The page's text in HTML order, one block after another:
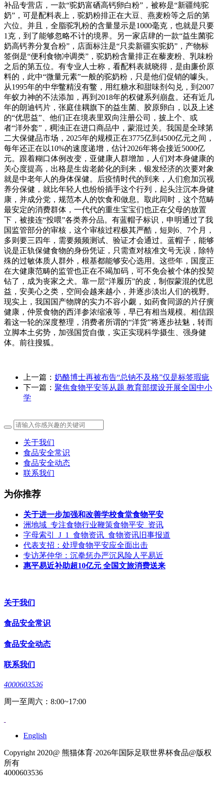
补品专营店，一款“驼奶富硒高钙卵白粉”，被称是“新疆纯驼
奶”，可是配料表上，驼奶粉排正在大豆、燕麦粉等之后的第
六位。并且，全脂驼乳粉的含量显示是1000毫克，也就是只要
1克，到了能够忽略不计的境界。另一家店肆的一款“益生菌驼
奶高钙养分复合粉”，店面标注是“只卖新疆实驼奶”，产物标
签倒是“便利食物冲调类”，驼奶粉含量排正在藜麦粉、乳味粉
之后的第五位。有专业人士称，看配料表就晓得，是由廉价原
料的，此中“微量元素”一般的驼奶粉，只是他们促销的噱头。
从1995年的中华鳖精没有鳖，用红糖水和甜味剂勾兑，到2007
年蚁力神的不法添加，再到2018年的权健系列崩盘。还有近几
年的朗迪钙片，张庭佳耦旗下的益生菌、胶原卵白，以及上述
的“优思益”、他们正在境表里双向注册公司，披上个、或
者“洋外套”，稠浊正在进口商品中，蒙混过关。我国是全球第
二大保健品市场，2025年的规模正在3775亿到4500亿元之间，
每年还正在以10%的速度递增，估计2026年将会接近5000亿
元。跟着糊口体例改变，亚健康人群增加，人们对本身健康的
关心度提高，出格是生齿老龄化的到来，银发经济的次要对象
就是中老年人的身体保健。后疫情时代的到来，人们愈加沉视
养分保健，就比年轻人也纷纷插手这个行列，起头注沉本身健
康，并成分党，规范本人的饮食和做息。取此同时，这个范畴
最安定的消费群体，一代代的重生宝宝们也正在父母的放置
下，被接连“投喂”各类养分品。有蓝帽子标识，申明通过了我
国监管部分的审核，这个审核过程极其严酷，短则6、7个月，
多则要三四年，需要频频测试、验证才会通过。蓝帽子，能够
说是正轨保健食物的身份凭证，只需查对核准文号无误，除特
殊的过敏体质人群外，根基都能够安心选用。这些年，国度正
在大健康范畴的监管也正在不竭加码，可不免会被个体的投契
钻了，成为丧家之犬。靠一层“洋履历”的皮，制假蒙混的优思
益，安美心之类，空间会越来越小，并逐步淡出人们的视野。
现实上，我国国产物牌的实力不容小觑，如药食同源的片仔癀
健康，仲景食物的西洋参浓缩液等，早已有相当规模。相信跟
着这一轮的深度整理，消费者所谓的“洋货”将逐步祛魅，转而
立脚本土劣势，加强国货自傲，实正实现科学摄生、强身健
体。前往搜狐。
上一篇： 奶酪博士再被布告“总钠不及格”仅是标签瑕疵
下一篇： 聚焦食物平安等从题 教育部摆设开展全国中小
学
关于我们
食品安全常识
食品安全动态
联系我们
为你推荐
关于进一步加强和改善学校食堂食物平安
洲地域_专注食物行业鞭策食物平安_资讯
字母索引_J_1_食物资讯_食物资讯旧事报道
代表支招：处理食物平安应全面出击
专访茅仲华：沉拳惩办严沉风险人平易近
惠平易近补助超10亿元 全国文旅消费送来
关于我们
食品安全常识
食品安全动态
联系我们
4000603536
周一至周六：8:00~17:00
English
Copyright 2020@ 熊猫体育·2026年国际足联世界杯食品@版权
所有
4000603536